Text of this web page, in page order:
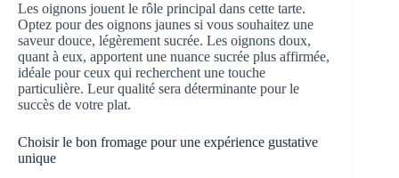
Les oignons jouent le rôle principal dans cette tarte.
Optez pour des oignons jaunes si vous souhaitez une
saveur douce, légèrement sucrée. Les oignons doux,
quant à eux, apportent une nuance sucrée plus affirmée,
idéale pour ceux qui recherchent une touche
particulière. Leur qualité sera déterminante pour le
succès de votre plat.
Choisir le bon fromage pour une expérience gustative
unique